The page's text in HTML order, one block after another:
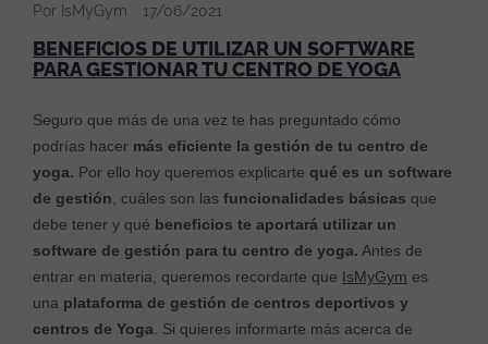
Por IsMyGym 17/06/2021
BENEFICIOS DE UTILIZAR UN SOFTWARE
PARA GESTIONAR TU CENTRO DE YOGA
Seguro que más de una vez te has preguntado cómo
podrías hacer más eficiente la gestión de tu centro de
yoga. Por ello hoy queremos explicarte qué es un software
de gestión , cuáles son las funcionalidades básicas que
debe tener y qué beneficios te aportará utilizar un
software de gestión para tu centro de yoga. Antes de
entrar en materia, queremos recordarte que IsMyGym es
una plataforma de gestión de centros deportivos y
centros de Yoga . Si quieres informarte más acerca de